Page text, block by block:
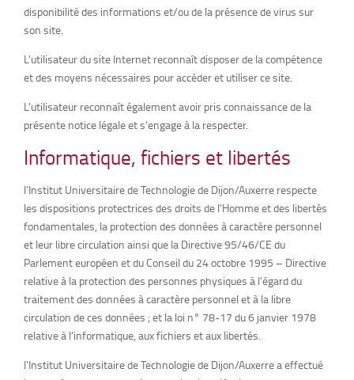
disponibilité des informations et/ou de la présence de virus sur
son site.
L’utilisateur du site Internet reconnaît disposer de la compétence
et des moyens nécessaires pour accéder et utiliser ce site.
L’utilisateur reconnaît également avoir pris connaissance de la
présente notice légale et s’engage à la respecter.
Informatique, fichiers et libertés
l’Institut Universitaire de Technologie de Dijon/Auxerre respecte
les dispositions protectrices des droits de l’Homme et des libertés
fondamentales, la protection des données à caractère personnel
et leur libre circulation ainsi que la Directive 95/46/CE du
Parlement européen et du Conseil du 24 octobre 1995 – Directive
relative à la protection des personnes physiques à l’égard du
traitement des données à caractère personnel et à la libre
circulation de ces données ; et la loi n° 78-17 du 6 janvier 1978
relative à l’informatique, aux fichiers et aux libertés.
l’Institut Universitaire de Technologie de Dijon/Auxerre a effectué